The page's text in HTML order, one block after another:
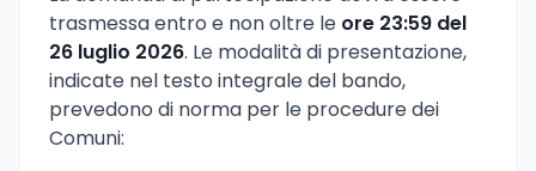
trasmessa entro e non oltre le ore 23:59 del
26 luglio 2026. Le modalità di presentazione,
indicate nel testo integrale del bando,
prevedono di norma per le procedure dei
Comuni: